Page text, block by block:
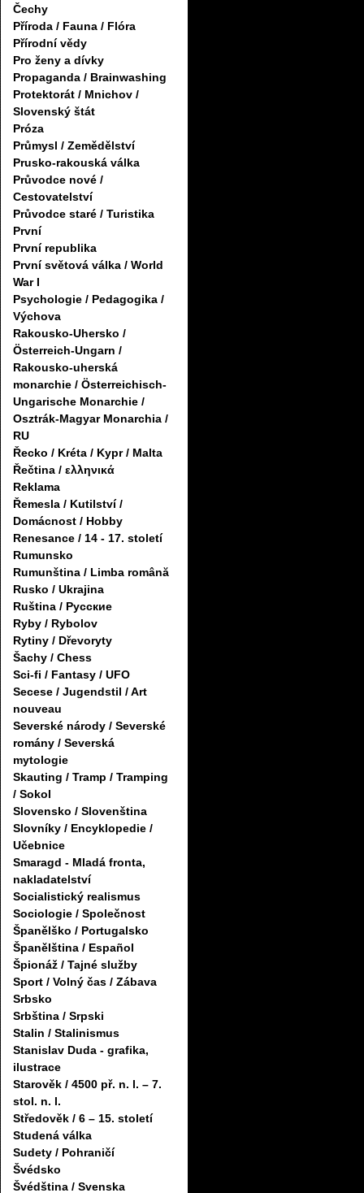
Čechy
Příroda / Fauna / Flóra
Přírodní vědy
Pro ženy a dívky
Propaganda / Brainwashing
Protektorát / Mnichov /
Slovenský štát
Próza
Průmysl / Zemědělství
Prusko-rakouská válka
Průvodce nové /
Cestovatelství
Průvodce staré / Turistika
První
První republika
První světová válka / World
War I
Psychologie / Pedagogika /
Výchova
Rakousko-Uhersko /
Österreich-Ungarn /
Rakousko-uherská
monarchie / Österreichisch-
Ungarische Monarchie /
Osztrák-Magyar Monarchia /
RU
Řecko / Kréta / Kypr / Malta
Řečtina / ελληνικά
Reklama
Řemesla / Kutilství /
Domácnost / Hobby
Renesance / 14 - 17. století
Rumunsko
Rumunština / Limba română
Rusko / Ukrajina
Ruština / Русские
Ryby / Rybolov
Rytiny / Dřevoryty
Šachy / Chess
Sci-fi / Fantasy / UFO
Secese / Jugendstil / Art
nouveau
Severské národy / Severské
romány / Severská
mytologie
Skauting / Tramp / Tramping
/ Sokol
Slovensko / Slovenština
Slovníky / Encyklopedie /
Učebnice
Smaragd - Mladá fronta,
nakladatelství
Socialistický realismus
Sociologie / Společnost
Španělško / Portugalsko
Španělština / Español
Špionáž / Tajné služby
Sport / Volný čas / Zábava
Srbsko
Srbština / Srpski
Stalin / Stalinismus
Stanislav Duda - grafika,
ilustrace
Starověk / 4500 př. n. l. – 7.
stol. n. l.
Středověk / 6 – 15. století
Studená válka
Sudety / Pohraničí
Švédsko
Švédština / Svenska